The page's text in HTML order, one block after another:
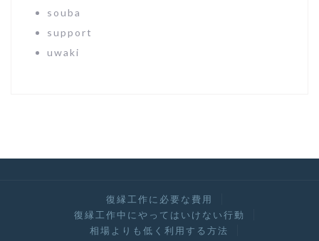
souba
support
uwaki
復縁工作に必要な費用
復縁工作中にやってはいけない行動
相場よりも低く利用する方法